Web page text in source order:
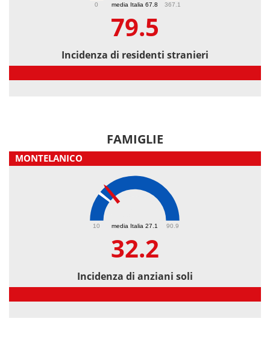
media Italia 67.8
0 367.1
79.5
Incidenza di residenti stranieri
FAMIGLIE
MONTELANICO
media Italia 27.1
10 90.9
32.2
Incidenza di anziani soli